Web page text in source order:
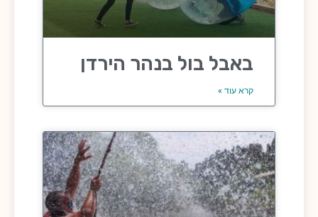
באבל בול בנהר הירדן
קרא עוד »